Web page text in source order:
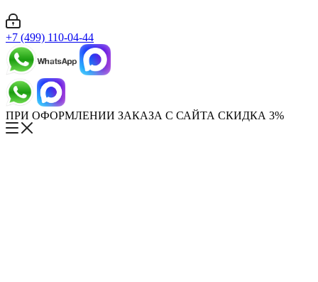
+7 (499) 110-04-44
ПРИ ОФОРМЛЕНИИ ЗАКАЗА С САЙТА СКИДКА 3%